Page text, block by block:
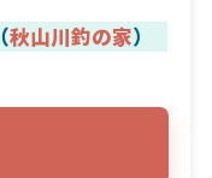
秋山川釣の家）